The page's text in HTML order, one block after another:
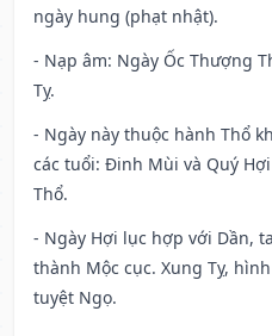
ngày hung (phạt nhật).
- Nạp âm: Ngày Ốc Thượng
Tỵ.
- Ngày này thuộc hành Thổ
các tuổi: Đinh Mùi và Quý
Thổ.
- Ngày Hợi lục hợp với Dần,
thành Mộc cục. Xung Tỵ,
tuyệt Ngọ.